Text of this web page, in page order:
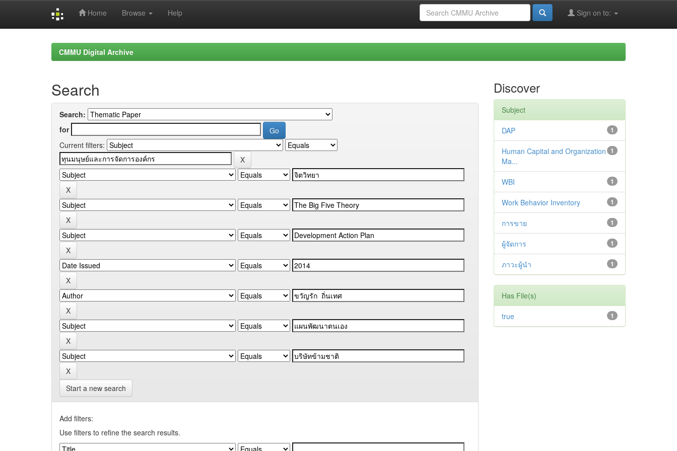
Home Browse Help Sign on to:
CMMU Digital Archive
Search
Search:
for
Current filters:
Start a new search
Add filters:
Use filters to refine the search results.
Discover
Subject
1
DAP
1
Human Capital and Organization
Ma...
1
WBI
1
Work Behavior Inventory
1
การขาย
1
ผู้จัดการ
1
ภาวะผู้นำ
Has File(s)
1
true